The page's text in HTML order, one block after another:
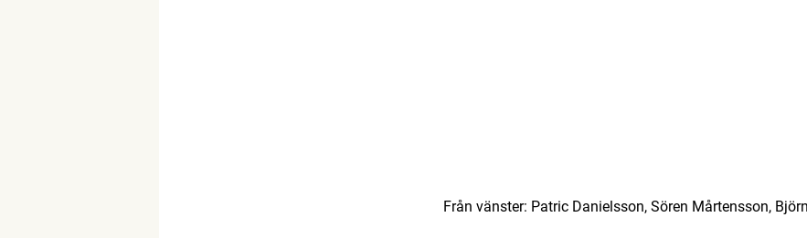
Från vänster: Patric Danielsson, Sören Mårtensson,